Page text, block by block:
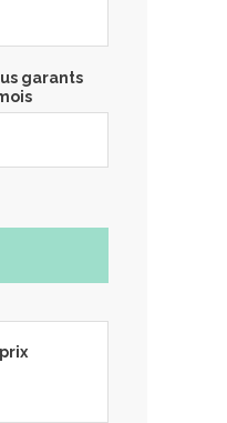
garants